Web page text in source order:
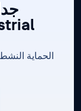
الحماية